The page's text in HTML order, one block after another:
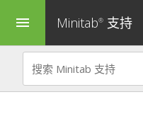
menu Minitab® 支持